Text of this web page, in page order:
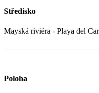
Středisko
Mayská riviéra - Playa del
Poloha